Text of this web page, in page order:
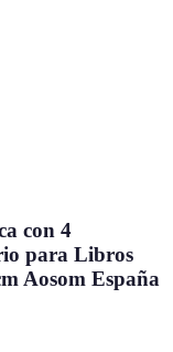
con 4
para Libros
Aosom España